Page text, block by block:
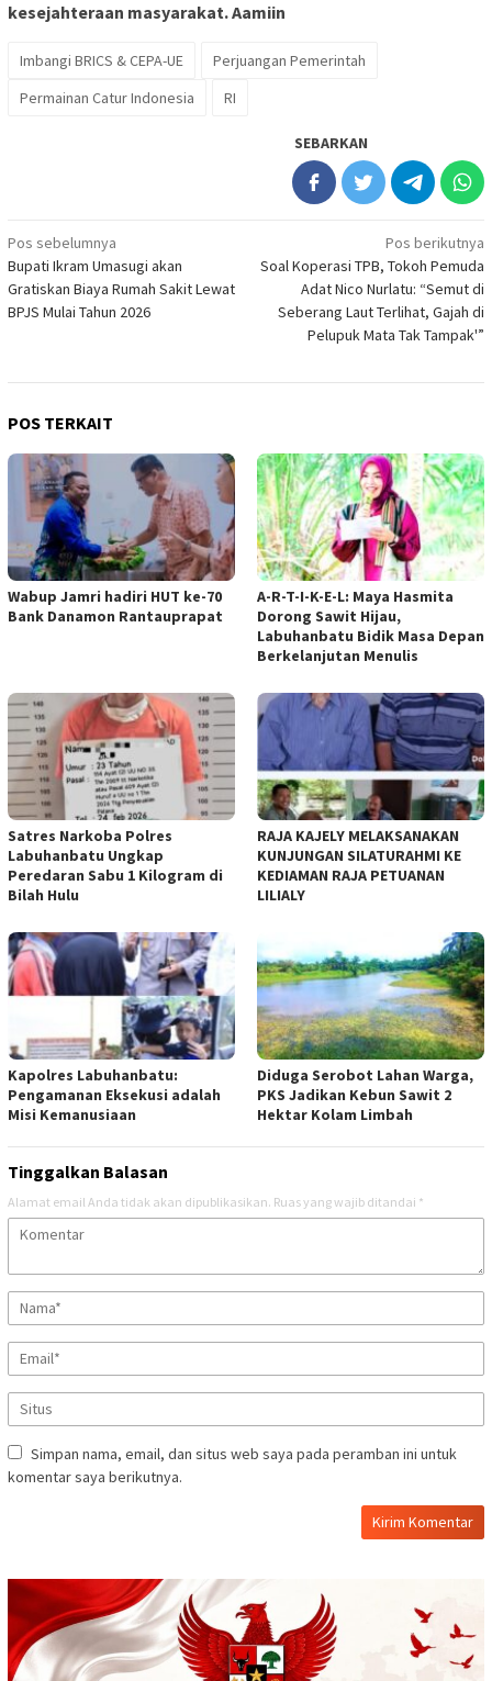
kesejahteraan masyarakat. Aamiin
Imbangi BRICS & CEPA-UE
Perjuangan Pemerintah
Permainan Catur Indonesia
RI
SEBARKAN
Navigasi
pos
Pos sebelumnya
Bupati Ikram Umasugi akan
Gratiskan Biaya Rumah Sakit Lewat
BPJS Mulai Tahun 2026
Pos berikutnya
Soal Koperasi TPB, Tokoh Pemuda
Adat Nico Nurlatu: “Semut di
Seberang Laut Terlihat, Gajah di
Pelupuk Mata Tak Tampak'”
POS TERKAIT
Wabup Jamri hadiri HUT ke-70
Bank Danamon Rantauprapat
A-R-T-I-K-E-L: Maya Hasmita
Dorong Sawit Hijau,
Labuhanbatu Bidik Masa Depan
Berkelanjutan Menulis
Satres Narkoba Polres
Labuhanbatu Ungkap
Peredaran Sabu 1 Kilogram di
Bilah Hulu
RAJA KAJELY MELAKSANAKAN
KUNJUNGAN SILATURAHMI KE
KEDIAMAN RAJA PETUANAN
LILIALY
Kapolres Labuhanbatu:
Pengamanan Eksekusi adalah
Misi Kemanusiaan
Diduga Serobot Lahan Warga,
PKS Jadikan Kebun Sawit 2
Hektar Kolam Limbah
Tinggalkan Balasan
Alamat email Anda tidak akan dipublikasikan. Ruas yang wajib ditandai *
Simpan nama, email, dan situs web saya pada peramban ini untuk
komentar saya berikutnya.